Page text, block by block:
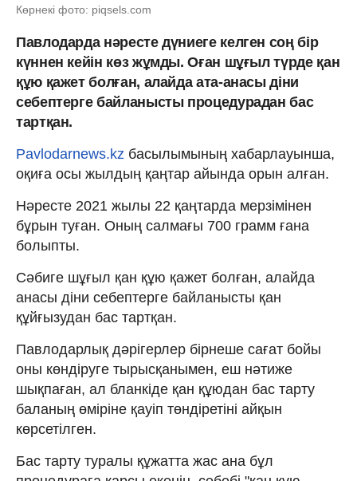
Көрнекі фото: piqsels.com
Павлодарда нәресте дүниеге келген соң бір
күннен кейін көз жұмды. Оған шұғыл түрде қан
құю қажет болған, алайда ата-анасы діни
себептерге байланысты процедурадан бас
тартқан.
Pavlodarnews.kz басылымының хабарлауынша,
оқиға осы жылдың қаңтар айында орын алған.
Нәресте 2021 жылы 22 қаңтарда мерзімінен
бұрын туған. Оның салмағы 700 грамм ғана
болыпты.
Сәбиге шұғыл қан құю қажет болған, алайда
анасы діни себептерге байланысты қан
құйғызудан бас тартқан.
Павлодарлық дәрігерлер бірнеше сағат бойы
оны көндіруге тырысқанымен, еш нәтиже
шықпаған, ал бланкіде қан құюдан бас тарту
баланың өміріне қауіп төндіретіні айқын
көрсетілген.
Бас тарту туралы құжатта жас ана бұл